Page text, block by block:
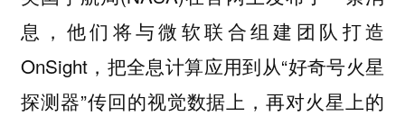
息，他们将与微软联合组建团队打造
OnSight，把全息计算应用到从“好奇号火星
探测器”传回的视觉数据上，再对火星上的